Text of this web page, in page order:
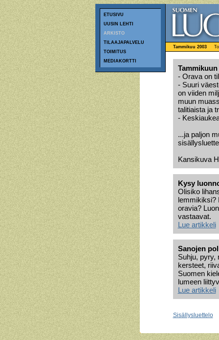
ETUSIVU
UUSIN LEHTI
ARKISTO
TILAAJAPALVELU
TOIMITUS
MEDIAKORTTI
Tammikuu 2003
- Orava on
- Suuri
on viiden
muun
talitiaista ja
-
...ja paljon
Kansikuva
Kysy
Olisiko
lemmikiksi?
oravia?
vastaavat.
Lue artikkeli
Sanojen
Suhju, pyry,
kersteet,
Suomen
lumeen
Lue artikkeli
Sisällysluettelo